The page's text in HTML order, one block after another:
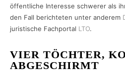
öffentliche Interesse schwerer als
den Fall berichteten unter anderem
juristische Fachportal LTO.
VIER TÖCHTER,
ABGESCHIRMT